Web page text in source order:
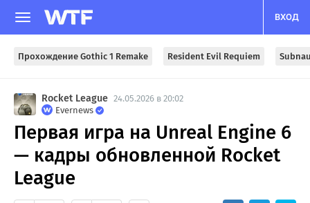
ВХОД
Прохождение Gothic 1 Remake Resident Evil Requiem
Rocket League 24.05.2026 в 20:02
Evernews
Первая игра на Unreal Engine 6
— кадры обновленной Rocket
League